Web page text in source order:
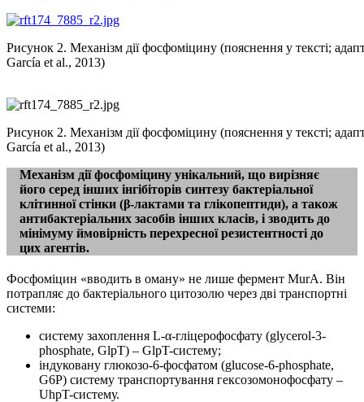
Рисунок 2. Механізм дії фосфоміцину (пояснення у тексті;
García et al., 2013)
Рисунок 2. Механізм дії фосфоміцину (пояснення у тексті;
García et al., 2013)
Механізм дії фосфоміцину унікальний, що вирізняє
його серед інших інгібіторів синтезу бактеріальної
клітинної стінки (β-лактами та глікопептиди), а також
антибактеріальних засобів інших класів, і зводить до
мінімуму ймовірність перехресної резистентності до
цих агентів.
Фосфоміцин «вводить в оману» не лише фермент MurA. Він
потрапляє до бактеріального цитозолю через дві транспортні
системи:
систему захоплення L-α-гліцерофосфату (glycerol-3-
phosphate, GlpT) – GlpT-систему;
індуковану глюкозо-6-фосфатом (glucose-6-phosphate,
G6P) систему транспортування гексозомонофосфату –
UhpT-систему.